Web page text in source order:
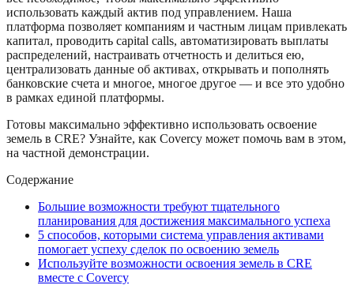
использовать каждый актив под управлением. Наша
платформа позволяет компаниям и частным лицам привлекать
капитал, проводить capital calls, автоматизировать выплаты
распределений, настраивать отчетность и делиться ею,
централизовать данные об активах, открывать и пополнять
банковские счета и многое, многое другое — и все это удобно
в рамках единой платформы.
Готовы максимально эффективно использовать освоение
земель в CRE? Узнайте, как Covercy может помочь вам в этом,
на частной демонстрации.
Содержание
Большие возможности требуют тщательного
планирования для достижения максимального успеха
5 способов, которыми система управления активами
помогает успеху сделок по освоению земель
Используйте возможности освоения земель в CRE
вместе с Covercy